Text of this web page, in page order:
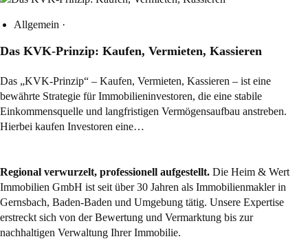
Allgemein ·
Das KVK-Prinzip: Kaufen, Vermieten, Kassieren
Das „KVK-Prinzip“ – Kaufen, Vermieten, Kassieren – ist eine
bewährte Strategie für Immobilieninvestoren, die eine stabile
Einkommensquelle und langfristigen Vermögensaufbau anstreben.
Hierbei kaufen Investoren eine…
Regional verwurzelt, professionell aufgestellt. Die Heim & Wert
Immobilien GmbH ist seit über 30 Jahren als Immobilienmaklerin
Gernsbach, Baden-Baden und Umgebung tätig. Unsere Expertise
erstreckt sich von der Bewertung und Vermarktung bis zur
nachhaltigen Verwaltung Ihrer Immobilie.